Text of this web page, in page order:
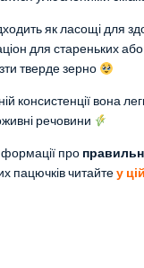
як ласощі для
для стареньких
тверде зерно
консистенції вона
речовини
про
пацючків читайтеу